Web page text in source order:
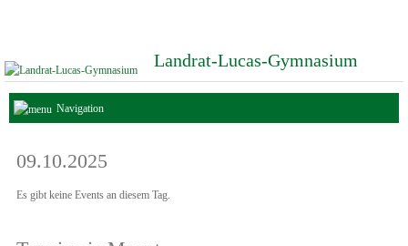
Landrat-Lucas-Gymnasium
Navigation
09.10.2025
Es gibt keine Events an diesem Tag.